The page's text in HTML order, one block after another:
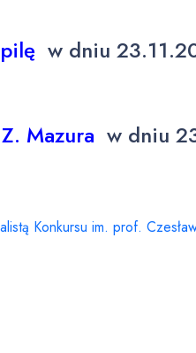
w dniu
Mazura w dniu
Konkursu im. prof.